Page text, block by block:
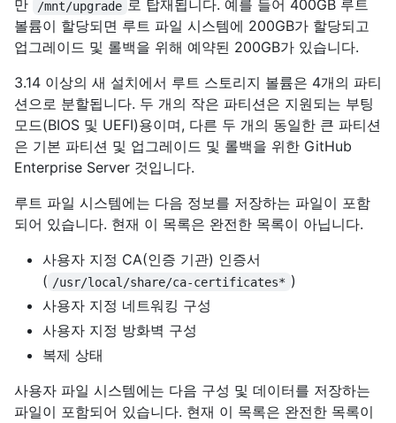
만
/mnt/upgrade 로 탑재됩니다. 예를 들어 400GB 루트
볼륨이 할당되면 루트 파일 시스템에 200GB가 할당되고
업그레이드 및 롤백을 위해 예약된 200GB가 있습니다.
3.14 이상의 새 설치에서 루트 스토리지 볼륨은 4개의 파티
션으로 분할됩니다. 두 개의 작은 파티션은 지원되는 부팅
모드(BIOS 및 UEFI)용이며, 다른 두 개의 동일한 큰 파티션
은 기본 파티션 및 업그레이드 및 롤백을 위한 GitHub
Enterprise Server 것입니다.
루트 파일 시스템에는 다음 정보를 저장하는 파일이 포함
되어 있습니다. 현재 이 목록은 완전한 목록이 아닙니다.
사용자 지정 CA(인증 기관) 인증서
( /usr/local/share/ca-certificates* )
사용자 지정 네트워킹 구성
사용자 지정 방화벽 구성
복제 상태
사용자 파일 시스템에는 다음 구성 및 데이터를 저장하는
파일이 포함되어 있습니다. 현재 이 목록은 완전한 목록이